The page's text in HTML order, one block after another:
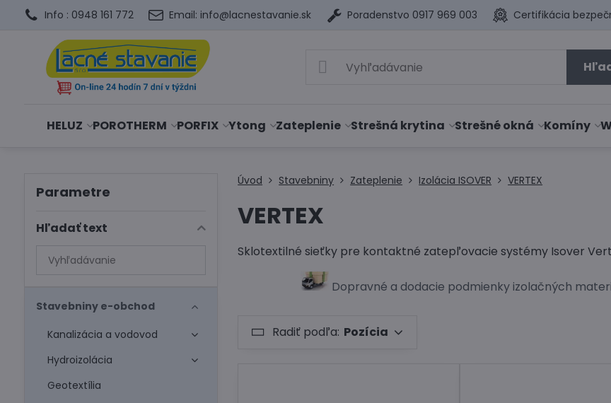
Info : 0948 161 772 Email: info@lacnestavanie.sk Poradenstvo 0917 969 003 Certifikácia
HELUZ POROTHERM PORFIX Ytong Zateplenie Strešná krytina Strešné okná Komíny
Úvod Stavebniny Zateplenie Izolácia ISOVER VERTEX
VERTEX
Sklotextilné sieťky pre kontaktné zatepľovacie systémy Isover
Dopravné a dodacie podmienky izolačných
Radiť podľa: Pozícia
Parametre
Hľadať text
Prehľadať
výsledky
fulltextom
Stavebniny e-obchod
Kanalizácia a vodovod
Hydroizolácia
Geotextília